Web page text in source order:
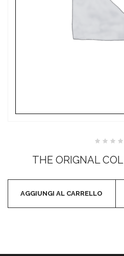
su
5
THE ORIGNAL
AGGIUNGI AL CARRELLO